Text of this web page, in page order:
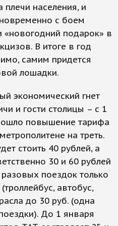
плечи населения, и
с боем
«новогодний подарок» в
В итоге в год
самим придется
лошадки.
экономический гнет
и гости столицы – с 1
повышение тарифа
на треть.
стоить 40 рублей, а
30 и 60 рублей
поездок только
автобус,
до 30 руб. (одна
До 1 января